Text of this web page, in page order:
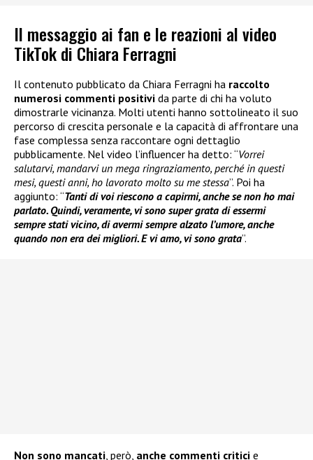
Il messaggio ai fan e le reazioni al video
TikTok di Chiara Ferragni
Il contenuto pubblicato da Chiara Ferragni ha raccolto
numerosi commenti positivi da parte di chi ha voluto
dimostrarle vicinanza. Molti utenti hanno sottolineato il suo
percorso di crescita personale e la capacità di affrontare una
fase complessa senza raccontare ogni dettaglio
pubblicamente. Nel video l’influencer ha detto: “Vorrei
salutarvi, mandarvi un mega ringraziamento, perché in questi
mesi, questi anni, ho lavorato molto su me stessa”. Poi ha
aggiunto: “Tanti di voi riescono a capirmi, anche se non ho mai
parlato. Quindi, veramente, vi sono super grata di essermi
sempre stati vicino, di avermi sempre alzato l’umore, anche
quando non era dei migliori. E vi amo, vi sono grata”.
Non sono mancati , però, anche commenti critici e